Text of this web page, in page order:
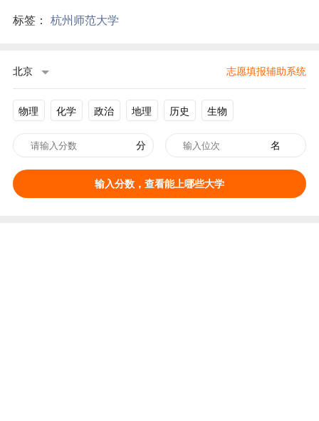
标签： 杭州师范大学
北京 志愿填报辅助系统
物理 化学 政治 地理 历史 生物
分 名
输入分数，查看能上哪些大学